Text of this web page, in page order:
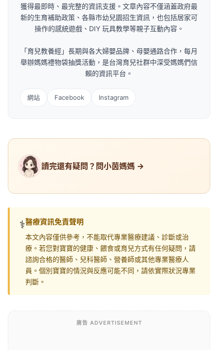
獲得最即時、最完整的資訊支援。文章內容不僅涵蓋政府最
新的生育補助政策、各縣市幼兒園招生資訊，也包括居家可
操作的感統遊戲、DIY 玩具教學等親子互動內容。
「育兒教養經」長期與各大婦嬰品牌、母嬰通路合作，每月
舉辦媽媽禮物袋抽獎活動，是台灣育兒社群中深受媽媽們信
賴的資訊平台。
網站 Facebook Instagram
讀完還有疑問？問小茵媽媽 →
⚕️醫療資訊免責聲明
本文內容僅供參考，不能取代專業醫療建議、診斷或治
療。若您對寶寶的健康、餵食或育兒方式有任何疑問，請
諮詢合格的醫師、兒科醫師、營養師或其他專業醫療人
員。個別寶寶的情況與反應可能不同，請依實際狀況專業
判斷。
廣告 ADVERTISEMENT